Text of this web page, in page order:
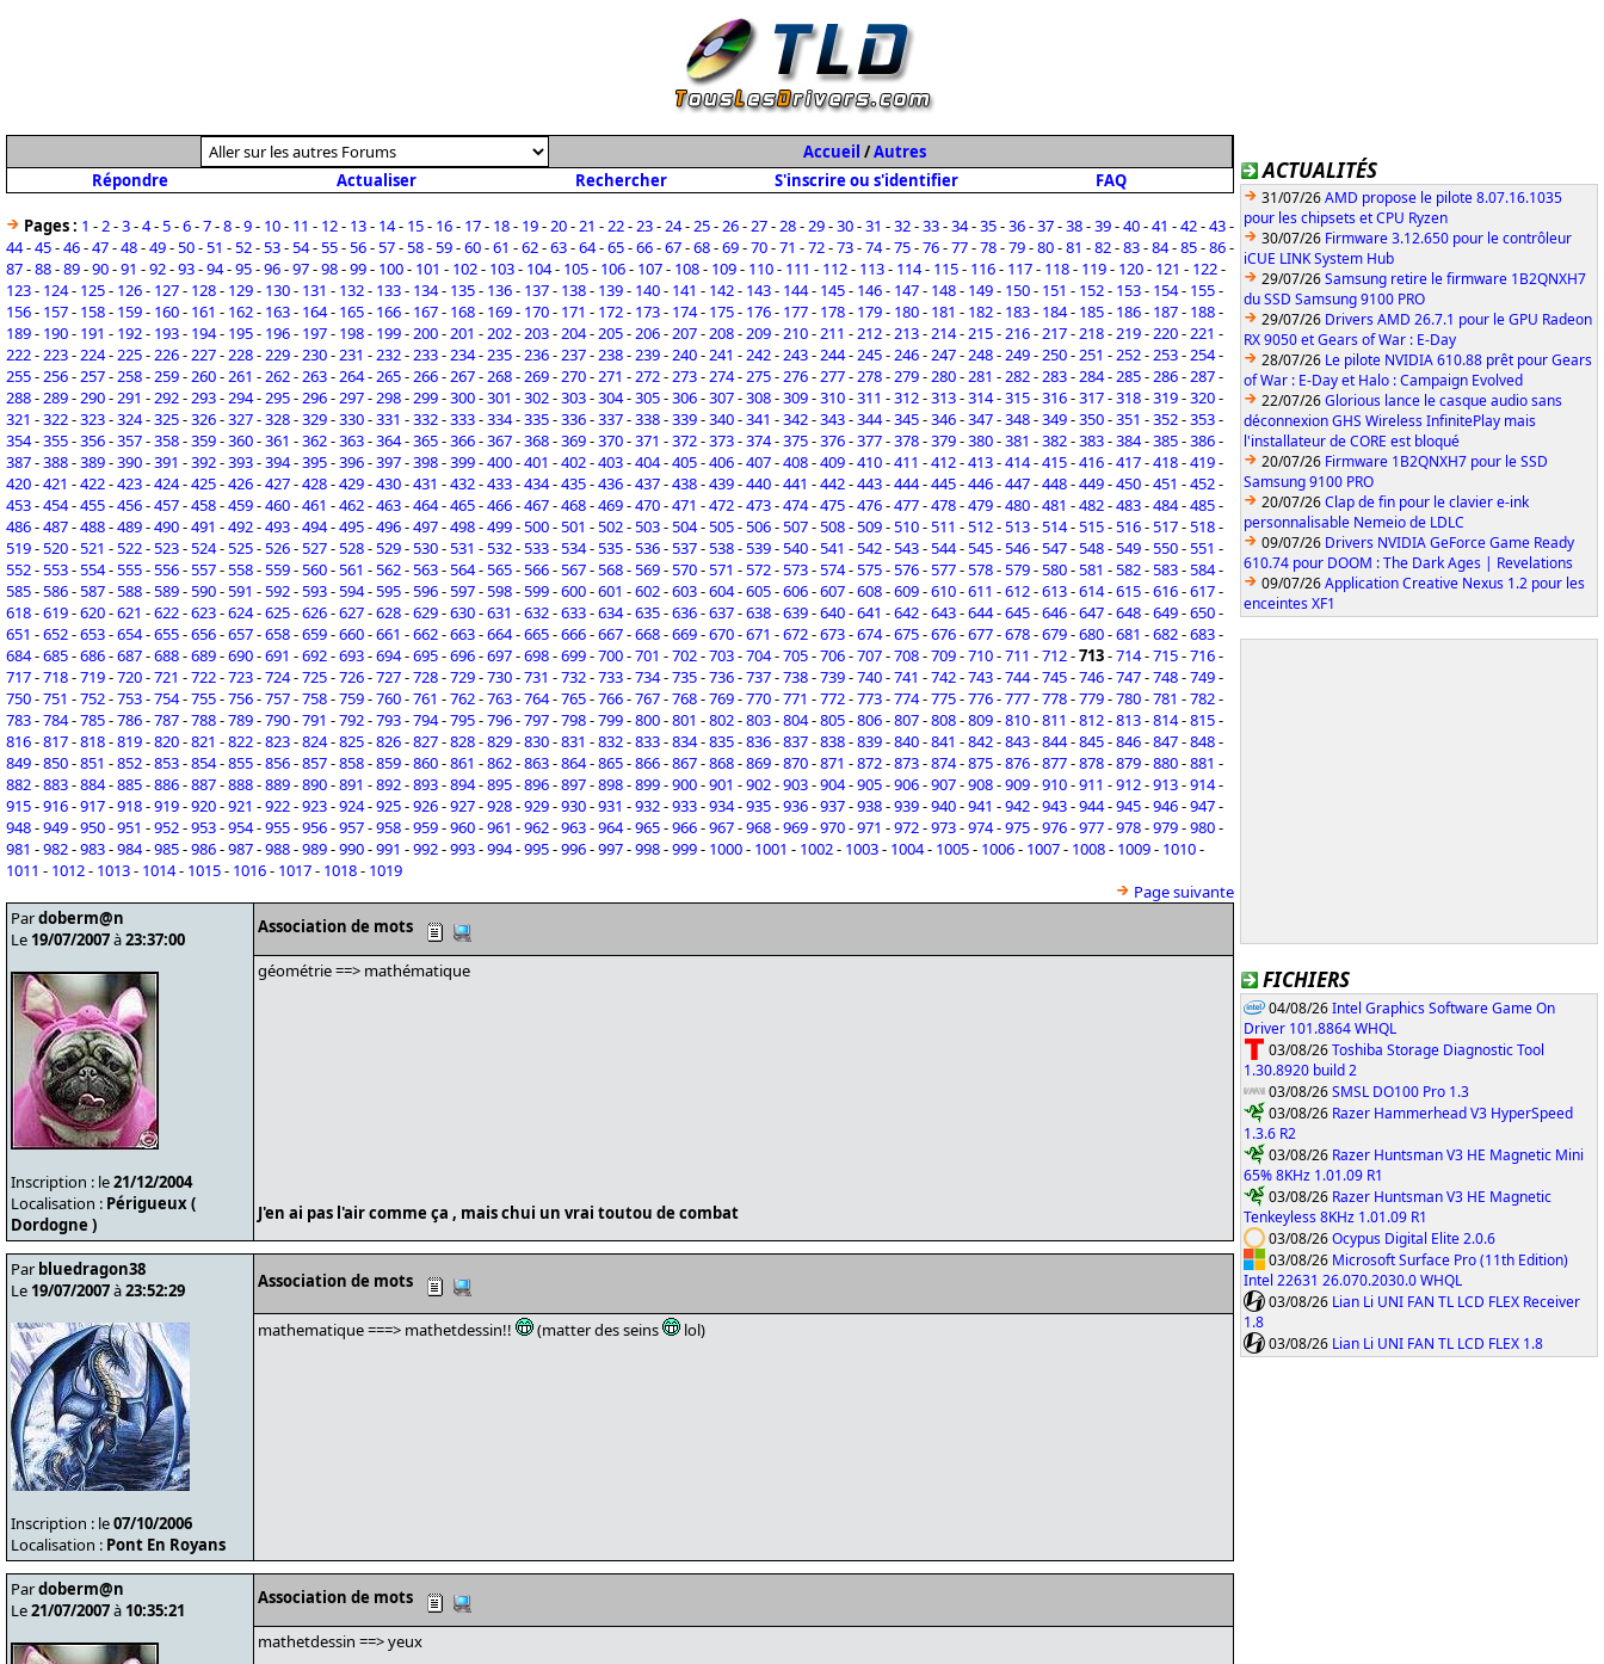
ACTUALITÉS
31/07/26AMD propose le pilote 8.07.16.1035
pour les chipsets et CPU Ryzen
30/07/26 Firmware 3.12.650 pour le contrôleur
iCUE LINK System Hub
29/07/26Samsung retire le firmware 1B2QNXH7
du SSD Samsung 9100 PRO
29/07/26 Drivers AMD 26.7.1 pour le GPU Radeon
RX 9050 et Gears of War : E-Day
28/07/26 Le pilote NVIDIA 610.88 prêt pour Gears
of War : E-Day et Halo : Campaign Evolved
22/07/26Glorious lance le casque audio sans
déconnexion GHS Wireless InfinitePlay mais
l'installateur de CORE est bloqué
20/07/26 Firmware 1B2QNXH7 pour le SSD
Samsung 9100 PRO
20/07/26Clap de fin pour le clavier e-ink
personnalisable Nemeio de LDLC
09/07/26 Drivers NVIDIA GeForce Game Ready
610.74 pour DOOM : The Dark Ages | Revelations
09/07/26Application Creative Nexus 1.2 pour les
enceintes XF1
FICHIERS
04/08/26Intel Graphics Software Game On
Driver 101.8864 WHQL
03/08/26Toshiba Storage Diagnostic Tool
1.30.8920 build 2
03/08/26SMSL DO100 Pro 1.3
03/08/26 Razer Hammerhead V3 HyperSpeed
1.3.6 R2
03/08/26 Razer Huntsman V3 HE Magnetic Mini
65% 8KHz 1.01.09 R1
03/08/26 Razer Huntsman V3 HE Magnetic
Tenkeyless 8KHz 1.01.09 R1
03/08/26Ocypus Digital Elite 2.0.6
03/08/26 Microsoft Surface Pro (11th Edition)
Intel 22631 26.070.2030.0 WHQL
03/08/26 Lian Li UNI FAN TL LCD FLEX Receiver
1.8
03/08/26 Lian Li UNI FAN TL LCD FLEX 1.8
Accueil /Autres
Répondre
Actualiser Rechercher S'inscrire ou s'identifier FAQ
Pages : 1 -2-3-4-5-6-7-8-9- 10- 11 - 12- 13- 14- 15- 16- 17- 18- 19-20-21 -22-23-24-25-26-27-28-29-30-31 -32-33-34-35-36-37-38-39-40-41 -42-43-
44-45-46-47-48-49-50-51 -52-53-54-55-56-57-58-59-60-61 -62-63-64-65-66-67-68-69-70-71 -72-73-74-75-76-77-78-79-80-81 -82-83-84-85-86-
87-88-89-90-91 -92-93-94-95-96-97-98-99- 100- 101 - 102- 103- 104- 105- 106- 107- 108- 109- 110- 111 - 112- 113- 114- 115- 116- 117- 118- 119- 120- 121 - 122-
123- 124- 125- 126- 127- 128- 129- 130- 131 - 132- 133- 134- 135- 136- 137- 138- 139- 140- 141 - 142- 143- 144- 145- 146- 147- 148- 149- 150- 151 - 152- 153- 154- 155-
156- 157- 158- 159- 160- 161 - 162- 163- 164- 165- 166- 167- 168- 169- 170- 171 - 172- 173- 174- 175- 176- 177- 178- 179- 180- 181 - 182- 183- 184- 185- 186- 187- 188-
189- 190- 191 - 192- 193- 194- 195- 196- 197- 198- 199-200-201 -202-203-204-205-206-207-208-209-210-211 -212-213-214-215-216-217-218-219-220-221 -
222-223-224-225-226-227-228-229-230-231 -232-233-234-235-236-237-238-239-240-241 -242-243-244-245-246-247-248-249-250-251 -252-253-254-
255-256-257-258-259-260-261 -262-263-264-265-266-267-268-269-270-271 -272-273-274-275-276-277-278-279-280-281 -282-283-284-285-286-287-
288-289-290-291 -292-293-294-295-296-297-298-299-300-301 -302-303-304-305-306-307-308-309-310-311 -312-313-314-315-316-317-318-319-320-
321 -322-323-324-325-326-327-328-329-330-331 -332-333-334-335-336-337-338-339-340-341 -342-343-344-345-346-347-348-349-350-351 -352-353-
354-355-356-357-358-359-360-361 -362-363-364-365-366-367-368-369-370-371 -372-373-374-375-376-377-378-379-380-381 -382-383-384-385-386-
387-388-389-390-391 -392-393-394-395-396-397-398-399-400-401 -402-403-404-405-406-407-408-409-410-411 -412-413-414-415-416-417-418-419-
420-421 -422-423-424-425-426-427-428-429-430-431 -432-433-434-435-436-437-438-439-440-441 -442-443-444-445-446-447-448-449-450-451 -452-
453-454-455-456-457-458-459-460-461 -462-463-464-465-466-467-468-469-470-471 -472-473-474-475-476-477-478-479-480-481 -482-483-484-485-
486-487-488-489-490-491 -492-493-494-495-496-497-498-499-500-501 -502-503-504-505-506-507-508-509-510-511 -512-513-514-515-516-517-518-
519-520-521 -522-523-524-525-526-527-528-529-530-531 -532-533-534-535-536-537-538-539-540-541 -542-543-544-545-546-547-548-549-550-551 -
552-553-554-555-556-557-558-559-560-561 -562-563-564-565-566-567-568-569-570-571 -572-573-574-575-576-577-578-579-580-581 -582-583-584-
585-586-587-588-589-590-591 -592-593-594-595-596-597-598-599-600-601 -602-603-604-605-606-607-608-609-610-611 -612-613-614-615-616-617-
618-619-620-621 -622-623-624-625-626-627-628-629-630-631 -632-633-634-635-636-637-638-639-640-641 -642-643-644-645-646-647-648-649-650-
651 -652-653-654-655-656-657-658-659-660-661 -662-663-664-665-666-667-668-669-670-671 -672-673-674-675-676-677-678-679-680-681 -682-683-
684-685-686-687-688-689-690-691 -692-693-694-695-696-697-698-699-700-701 -702-703-704-705-706-707-708-709-710-711 -712-713-714-715-716-
717-718-719-720-721 -722-723-724-725-726-727-728-729-730-731 -732-733-734-735-736-737-738-739-740-741 -742-743-744-745-746-747-748-749-
750-751 -752-753-754-755-756-757-758-759-760-761 -762-763-764-765-766-767-768-769-770-771 -772-773-774-775-776-777-778-779-780-781 -782-
783-784-785-786-787-788-789-790-791 -792-793-794-795-796-797-798-799-800-801 -802-803-804-805-806-807-808-809-810-811 -812-813-814-815-
816-817-818-819-820-821 -822-823-824-825-826-827-828-829-830-831 -832-833-834-835-836-837-838-839-840-841 -842-843-844-845-846-847-848-
849-850-851 -852-853-854-855-856-857-858-859-860-861 -862-863-864-865-866-867-868-869-870-871 -872-873-874-875-876-877-878-879-880-881 -
882-883-884-885-886-887-888-889-890-891 -892-893-894-895-896-897-898-899-900-901 -902-903-904-905-906-907-908-909-910-911 -912-913-914-
915-916-917-918-919-920-921 -922-923-924-925-926-927-928-929-930-931 -932-933-934-935-936-937-938-939-940-941 -942-943-944-945-946-947-
948-949-950-951 -952-953-954-955-956-957-958-959-960-961 -962-963-964-965-966-967-968-969-970-971 -972-973-974-975-976-977-978-979-980-
981 -982-983-984-985-986-987-988-989-990-991 -992-993-994-995-996-997-998-999- 1000- 1001 - 1002- 1003- 1004- 1005- 1006- 1007- 1008- 1009- 1010-
1011 - 1012- 1013- 1014- 1015- 1016- 1017- 1018- 1019
Page suivante
Pardoberm@n
Le 19/07/2007à23:37:00
Inscription : le21/12/2004
Localisation : Périgueux (
Dordogne )
Association de mots
géométrie ==> mathématique
J'en ai pas l'air comme ça , mais chui un vrai toutou de combat
Par bluedragon38
Le 19/07/2007à23:52:29
Inscription : le07/10/2006
Localisation : Pont En Royans
Association de mots
mathematique ===> mathetdessin!! (matter des seins lol)
Pardoberm@n
Le21/07/2007à 10:35:21
Association de mots
mathetdessin ==> yeux